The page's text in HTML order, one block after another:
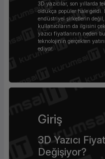
Bileşenleri
3D yazıcılar, son yıllarda
oldukça popüler hale geldi.
endüstriyel şirketlerin
kullanıcıların da ilgisini
yazıcı fiyatlarının neden
teknolojinin gerçekten
ediyor.
Giriş
3D Yazıcı
Değişiyor?